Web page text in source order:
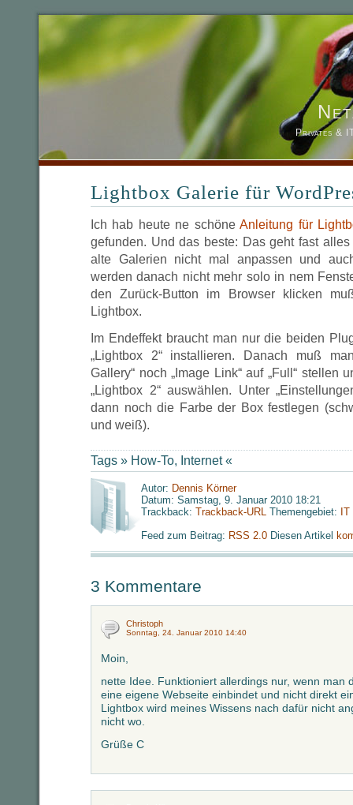
Privates &
Lightbox Galerie für
Ich hab heute ne schöneAnleitung für
gefunden. Und das beste: Das geht fast
alte Galerien nicht mal anpassen und
werden danach nicht mehr solo in nem
den Zurück-Button im Browser klicken
Lightbox.
Im Endeffekt braucht man nur die beiden
„Lightbox 2“ installieren. Danach muß
Gallery“ noch „Image Link“ auf „Full“ stellen
„Lightbox 2“ auswählen. Unter
dann noch die Farbe der Box festlegen
und weiß).
Tags » How-To, Internet«
Autor: Dennis Körner
Datum: Samstag, 9. Januar 2010 18:21
Trackback: Trackback-URL Themengebiet: IT
Feed zum Beitrag: RSS 2.0 Diesen Artikel
3 Kommentare
Christoph
Sonntag, 24. Januar 2010 14:40
Moin,
nette Idee. Funktioniert allerdings nur, wenn man
eine eigene Webseite einbindet und nicht direkt
Lightbox wird meines Wissens nach dafür nicht
nicht wo.
Grüße C